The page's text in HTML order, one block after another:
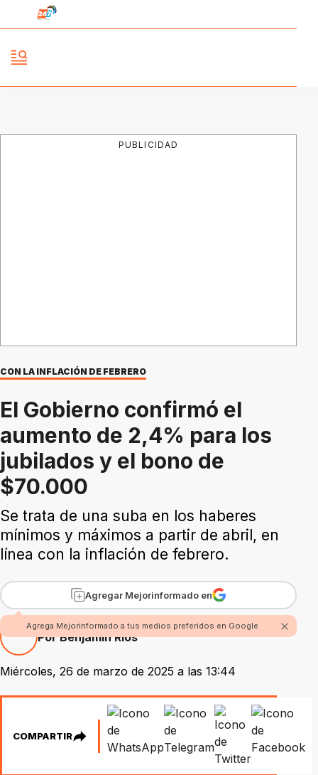
PUBLICIDAD
CON LA INFLACIÓN DE FEBRERO
El Gobierno confirmó el
aumento de 2,4% para los
jubilados y el bono de
$70.000
Se trata de una suba en los haberes
mínimos y máximos a partir de abril, en
línea con la inflación de febrero.
Agregar Mejorinformado en
Agrega Mejorinformado a tus medios preferidos en Google
Por Benjamín Ríos
Miércoles, 26 de marzo de 2025 a las 13:44
COMPARTIR